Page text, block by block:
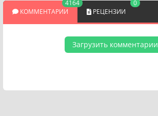
КОММЕНТАРИИ
4164
РЕЦЕНЗИИ
0
Загрузить комментарии